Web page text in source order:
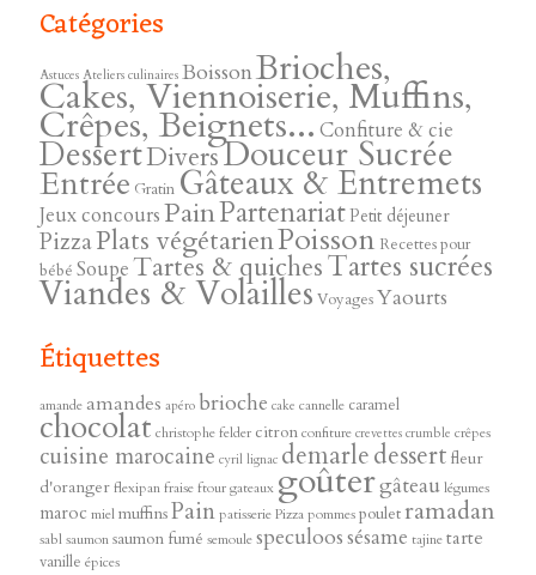
Catégories
Astuces Ateliers culinaires BoissonBrioches,
Cakes, Viennoiserie, Muffins,
Crêpes, Beignets... Confiture & cie
DessertDiversDouceur Sucrée
Entrée Gratin Gâteaux & Entremets
Jeux concoursPainPartenariatPetit déjeuner
PizzaPlats végétarienPoisson Recettes pour
bébé SoupeTartes & quichesTartes sucrées
Viandes & Volailles VoyagesYaourts
Étiquettes
amandeamandes apéro brioche cake cannelle caramel
chocolat christophe felder citronconfiture crevettes crumble crêpes
cuisine marocaine cyril lignac demarledessert fleur
d'orangerflexipanfraiseftourgateaux goûtergâteaulégumes
maroc mielmuffinsPainpatisseriePizzapommespouletramadan
sablsaumonsaumon fumé semoulespeculoossésame tajinetarte
vanille épices